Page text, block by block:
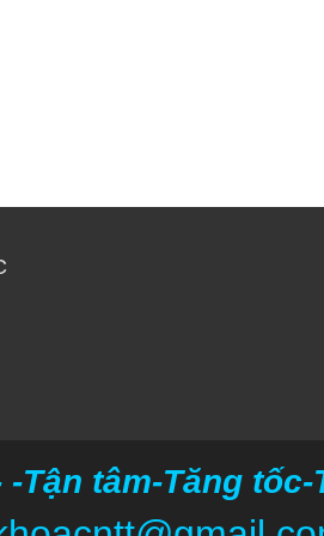
Tận tâm-Tăng